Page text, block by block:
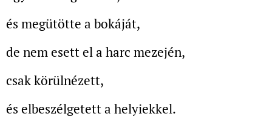
és megütötte a bokáját,
de nem esett el a harc mezején,
csak körülnézett,
és elbeszélgetett a helyiekkel.